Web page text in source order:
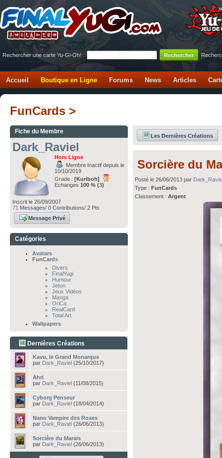
Rechercher une carte Yu-Gi-Oh! :
Accueil Boutique en Ligne Forums News Articles
FunCards >
Fiche du Membre
Dark_Raviel
Hors Ligne
Membre Inactif depuis le
10/10/2019
Grade : [Kuriboh]
Echanges 100 % (3)
Inscrit le 26/09/2007
71 Messages/ 0 Contributions/ 2 Pts
Message Privé
Catégories
Avatars
FunCards
Divers
FinalYugi
Humour
Jeton
Jeux Vidéos
Manga
OriCa
RealCard
Total Art
Wallpapers
Dernières Créations
Kavu, le Grand Monarque
par Dark_Raviel (25/10/2017)
Ahri
par Dark_Raviel (11/08/2015)
Cyborg Penseur
par Dark_Raviel (18/04/2014)
Nano Vampire des Roses
par Dark_Raviel (26/06/2013)
Sorcière du Marais
par Dark_Raviel (26/06/2013)
Les Dernières Créations
Sorcière du
Posté le 26/06/2013 par
Type :FunCards
Classement :Argent